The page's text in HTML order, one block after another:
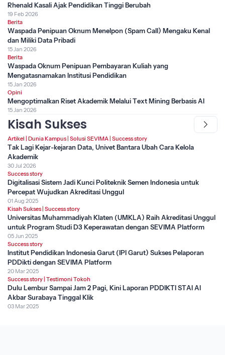
Rhenald Kasali Ajak Pendidikan Tinggi Berubah
19 Feb 2026
Berita
Waspada Penipuan Oknum Menelpon (Spam Call) Mengaku Kenal
dan Miliki Data Pribadi
15 Jan 2026
Berita
Waspada Oknum Penipuan Pembayaran Kuliah yang
Mengatasnamakan Institusi Pendidikan
15 Jan 2026
Opini
Mengoptimalkan Riset Akademik Melalui Text Mining Berbasis AI
15 Jan 2026
Kisah Sukses
Artikel | Dunia Kampus | Solusi SEVIMA | Success story
Tak Lagi Kejar-kejaran Data, Univet Bantara Ubah Cara Kelola
Akademik
30 Jul 2026
Success story
Digitalisasi Sistem Jadi Kunci Politeknik Semen Indonesia untuk
Percepat Wujudkan Akreditasi Unggul
01 Aug 2025
Kisah Sukses | Success story
Universitas Muhammadiyah Klaten (UMKLA) Raih Akreditasi Unggul
untuk Program Studi D3 Keperawatan dengan SEVIMA Platform
05 Jun 2025
Success story
Institut Pendidikan Indonesia Garut (IPI Garut) Sukses Pelaporan
PDDikti dengan SEVIMA Platform
20 Mar 2025
Success story | Testimoni Tokoh
Dulu Lembur Sampai Jam 2 Pagi, Kini Laporan PDDIKTI STAI Al
Akbar Surabaya Tinggal Klik
03 Mar 2025